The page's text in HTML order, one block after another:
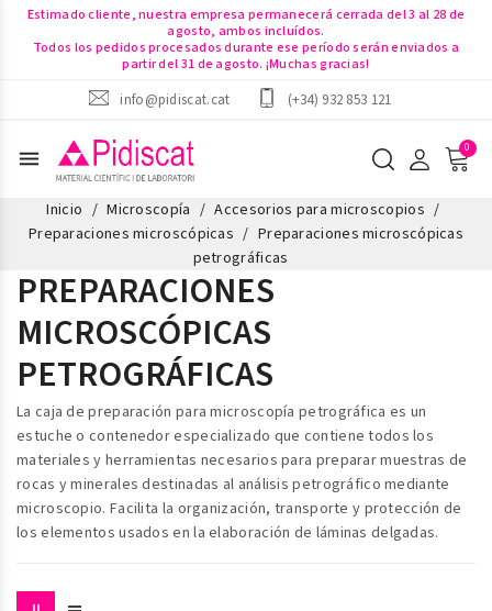
Estimado cliente, nuestra empresa permanecerá cerrada del 3 al 28 de
agosto, ambos incluídos.
Todos los pedidos procesados durante ese período serán enviados a
partir del 31 de agosto. ¡Muchas gracias!
info@pidiscat.cat
(+34) 932 853 121
menu
Inicio Microscopía
Accesorios para microscopios
Preparaciones microscópicas
Preparaciones microscópicas
petrográficas
PREPARACIONES
MICROSCÓPICAS
PETROGRÁFICAS
La caja de preparación para microscopía petrográfica es un
estuche o contenedor especializado que contiene todos los
materiales y herramientas necesarios para preparar muestras de
rocas y minerales destinadas al análisis petrográfico mediante
microscopio. Facilita la organización, transporte y protección de
los elementos usados en la elaboración de láminas delgadas.